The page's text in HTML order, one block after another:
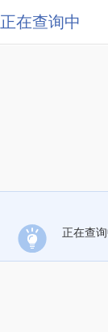
正在查询中
正在查